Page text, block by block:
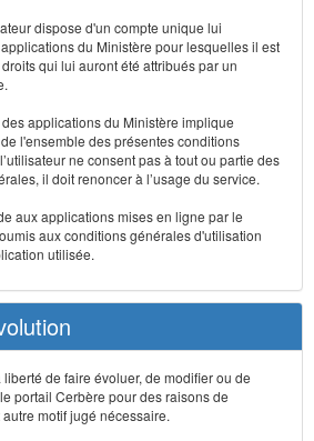
dispose d'un compte unique lui
du Ministère pour lesquelles il est
qui lui auront été attribués par un
des applications du Ministère implique
l'ensemble des présentes conditions
ne consent pas à tout ou partie des
il doit renoncer à l’usage du service.
aux applications mises en ligne par le
aux conditions générales d'utilisation
utilisée.
de faire évoluer, de modifier ou de
portail Cerbère pour des raisons de
motif jugé nécessaire.